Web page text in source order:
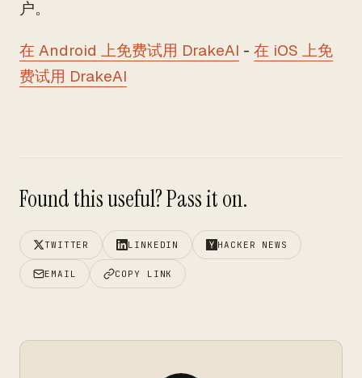
户。
在 Android 上免费试用 DrakeAI - 在 iOS 上免
费试用 DrakeAI
Found this useful? Pass it on.
TWITTER LINKEDIN HACKER NEWS
EMAIL COPY LINK